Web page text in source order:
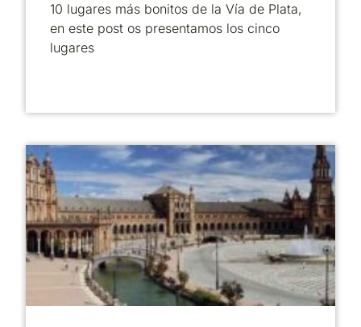
10 lugares más bonitos de la Vía de Plata,
en este post os presentamos los cinco
lugares